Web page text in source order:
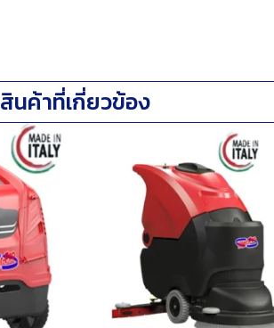
สินค้าที่เกี่ยวข้อง